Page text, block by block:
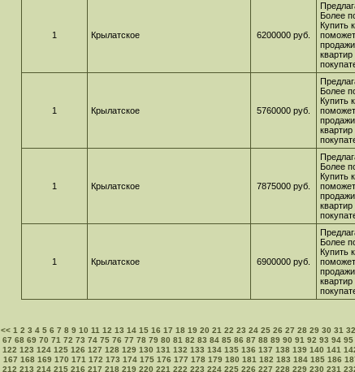
1 Крылатское 6200000 руб.
Более
Купить
1 Крылатское 5760000 руб.
Более
Купить
1 Крылатское 7875000 руб.
Более
Купить
1 Крылатское 6900000 руб.
Более
Купить
<< 1 2 3 4 5 6 7 8 9 10 11 12 13 14 15 16 17 18 19 20 21 22 23 24 25 26 27 28 29 30 31 32
67 68 69 70 71 72 73 74 75 76 77 78 79 80 81 82 83 84 85 86 87 88 89 90 91 92 93 94 95
122 123 124 125 126 127 128 129 130 131 132 133 134 135 136 137 138 139 140 141
167 168 169 170 171 172 173 174 175 176 177 178 179 180 181 182 183 184 185 186
212 213 214 215 216 217 218 219 220 221 222 223 224 225 226 227 228 229 230 231